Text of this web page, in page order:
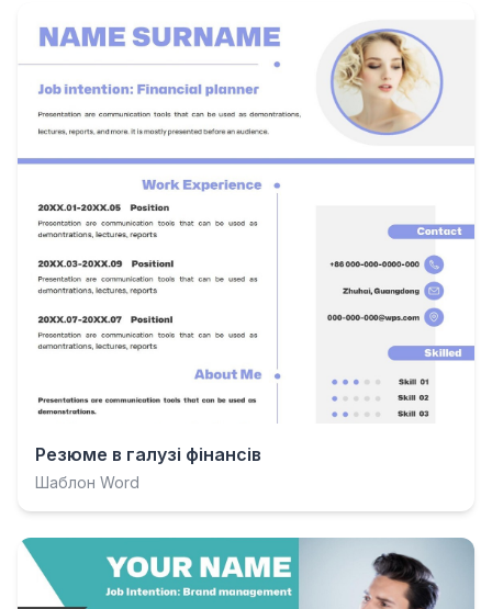
Резюме в галузі фінансів
Шаблон Word